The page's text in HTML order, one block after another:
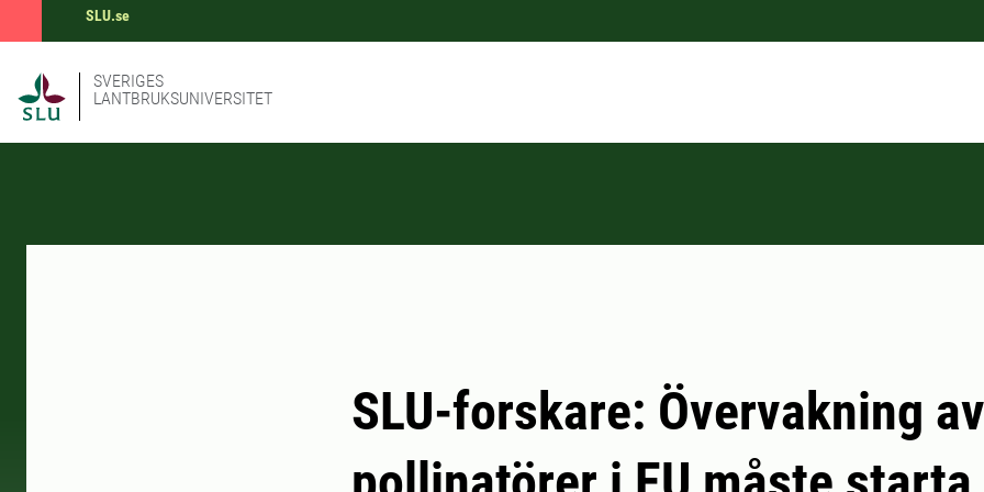
SLU.se
SVERIGES
LANTBRUKSUNIVERSITET
SLU-forskare: Övervakning av